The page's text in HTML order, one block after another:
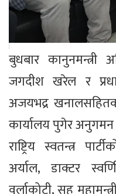
बुधबार कानुनमन्त्री
जगदीश खरेल र
अजयभद्र
कार्यालय पुगेर अनुगमन
राष्ट्रिय स्वतन्त्र
अर्याल, डाक्टर